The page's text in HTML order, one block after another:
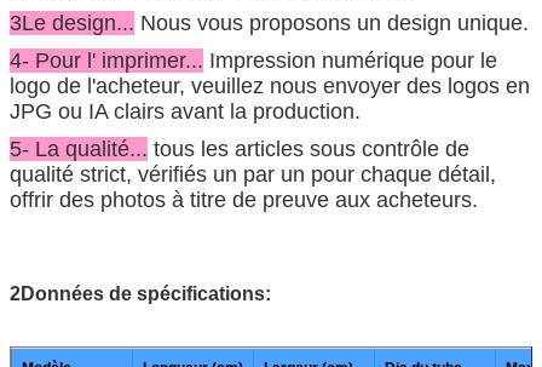
3Le design... Nous vous proposons un design unique.
4- Pour l' imprimer... Impression numérique pour le
logo de l'acheteur, veuillez nous envoyer des logos en
JPG ou IA clairs avant la production.
5- La qualité... tous les articles sous contrôle de
qualité strict, vérifiés un par un pour chaque détail,
offrir des photos à titre de preuve aux acheteurs.
2Données de spécifications: